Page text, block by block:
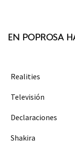
EN POPROSA
Realities
Televisión
Declaraciones
Shakira